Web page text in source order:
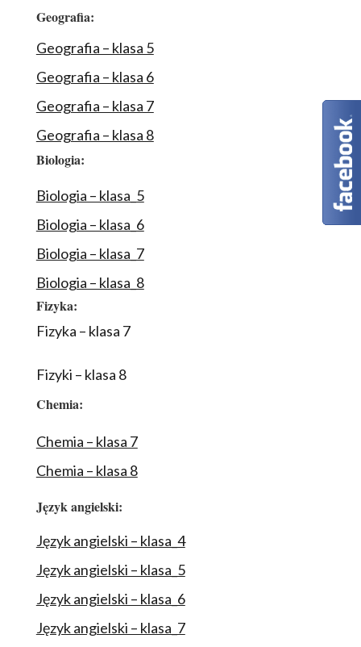
Geografia:
Geografia – klasa 5
Geografia – klasa 6
Geografia – klasa 7
Geografia – klasa 8
Biologia:
Biologia – klasa_5
Biologia – klasa_6
Biologia – klasa_7
Biologia – klasa_8
Fizyka:
Fizyka – klasa 7
Fizyki – klasa 8
Chemia:
Chemia – klasa 7
Chemia – klasa 8
Język angielski:
Język angielski – klasa_4
Język angielski – klasa_5
Język angielski – klasa_6
Język angielski – klasa_7